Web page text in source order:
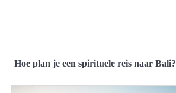
Hoe plan je een spirituele reis naar Bali?